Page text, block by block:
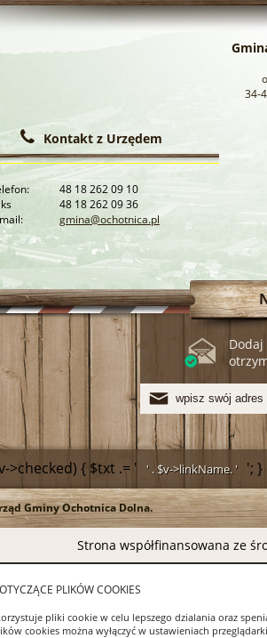
34-
Kontakt z Urzędem
48 18 262 09 10
48 18 262 09 36
gmina@ochotnica.pl
>checked) { $txt .= ' ' . $v->linkName. ' '; }
Gminy Ochotnica Dolna.
Strona współfinansowana ze
PLIKÓW COOKIES
pliki cookie w celu lepszego dzialania oraz
cookies można wyłączyć w ustawieniach